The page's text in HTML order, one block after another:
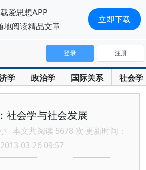
学 政治学 国际关系 社会学
登录 注册
社会学与社会发展
本文共阅读 5678 次 更新时间：
2013-03-26 09:57
爱思想APP
地阅读精品文章
立即下载